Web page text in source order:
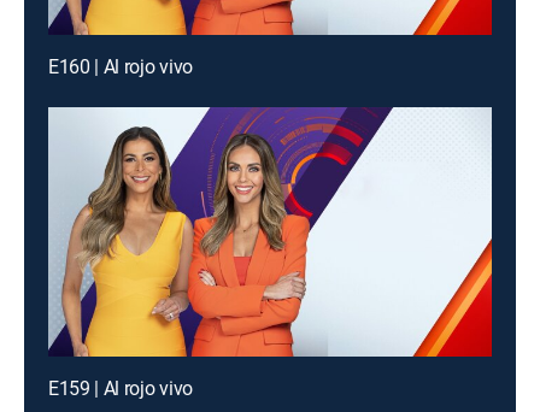
E160 | Al rojo vivo
E159 | Al rojo vivo